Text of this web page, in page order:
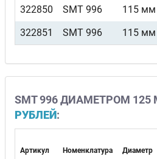
322850
SMT 996 115 мм
322851
SMT 996 115 мм
SMT 996 ДИАМЕТРОМ 125
РУБЛЕЙ:
Артикул Номенклатура Диаметр